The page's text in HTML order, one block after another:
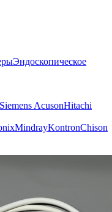
Эндоскопическое
Siemens AcusonHitachi
MindrayKontronChison